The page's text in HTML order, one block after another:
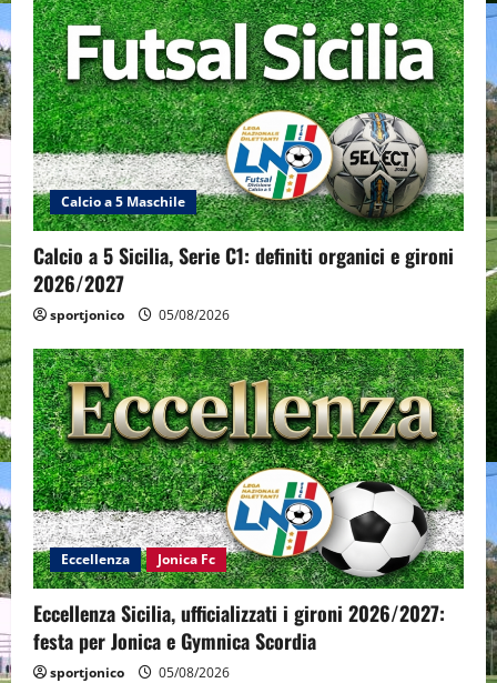
Calcio a 5 Maschile
Calcio a 5 Sicilia, Serie C1: definiti organici e gironi
2026/2027
sportjonico 05/08/2026
Eccellenza Jonica Fc
Eccellenza Sicilia, ufficializzati i gironi 2026/2027:
festa per Jonica e Gymnica Scordia
sportjonico 05/08/2026